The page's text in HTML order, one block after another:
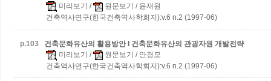
미리보기 / 원문보기 / 윤재원
건축역사연구(한국건축역사학회지):v.6 n.2 (1997-06)
p.103 건축문화유산의 활용방안 I 건축문화유산의 관광자원 개발전략
미리보기 / 원문보기 / 안경모
건축역사연구(한국건축역사학회지):v.6 n.2 (1997-06)